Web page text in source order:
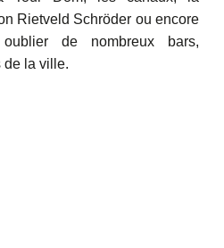
Rietveld Schröder ou encore
de nombreux bars,
de la ville.